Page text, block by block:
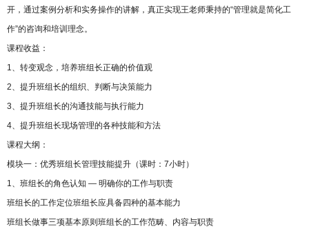
开，通过案例分析和实务操作的讲解，真正实现王老师秉持的“管理就是简化工
作”的咨询和培训理念。
课程收益：
1、转变观念，培养班组长正确的价值观
2、提升班组长的组织、判断与决策能力
3、提升班组长的沟通技能与执行能力
4、提升班组长现场管理的各种技能和方法
课程大纲：
模块一：优秀班组长管理技能提升（课时：7小时）
1、班组长的角色认知 — 明确你的工作与职责
班组长的工作定位班组长应具备四种的基本能力
班组长做事三项基本原则班组长的工作范畴、内容与职责